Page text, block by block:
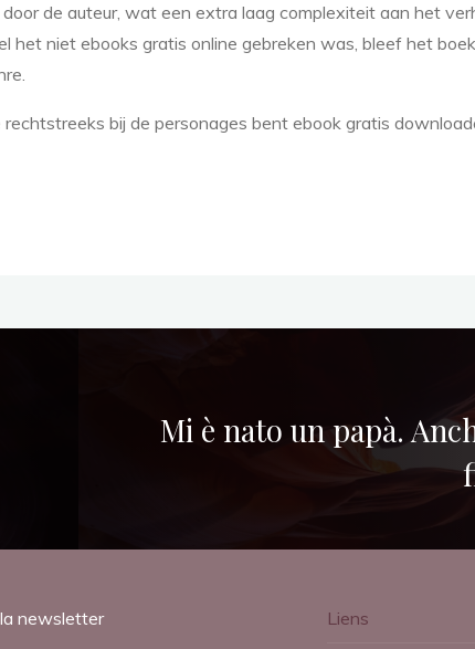
de auteur, wat een extra laag complexiteit aan het
het niet ebooks gratis online gebreken was, bleef het
bij de personages bent ebook gratis
Mi è nato un papà.
newsletter
Liens